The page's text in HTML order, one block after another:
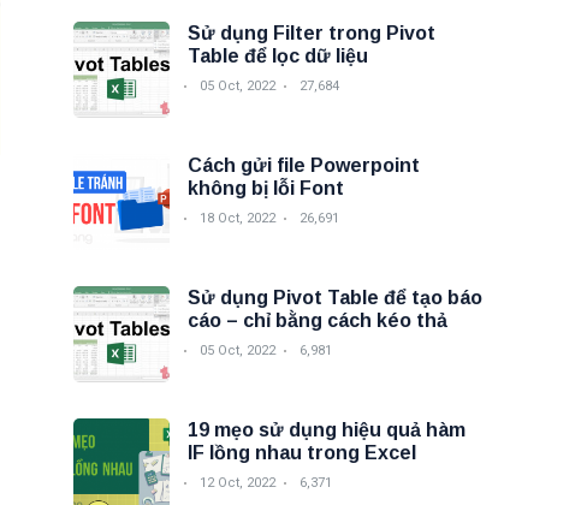
Sử dụng Filter trong Pivot
Table để lọc dữ liệu
05 Oct, 2022 27,684
Cách gửi file Powerpoint
không bị lỗi Font
18 Oct, 2022 26,691
Sử dụng Pivot Table để tạo báo
cáo – chỉ bằng cách kéo thả
05 Oct, 2022 6,981
19 mẹo sử dụng hiệu quả hàm
IF lồng nhau trong Excel
12 Oct, 2022 6,371